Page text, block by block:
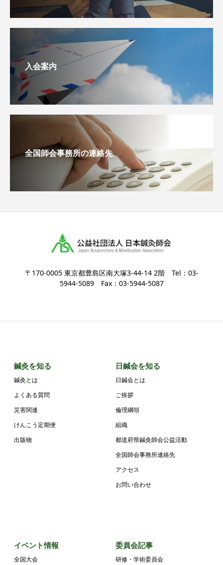
入会案内
全国師会事務所の連絡先
〒170-0005 東京都豊島区南大塚3-44-14 2階 Tel：03-
5944-5089 Fax：03-5944-5087
鍼灸を知る
鍼灸とは
よくある質問
災害関連
けんこう定期便
出版物
日鍼会を知る
日鍼会とは
ご挨拶
倫理綱領
組織
都道府県鍼灸師会公益活動
全国師会事務所連絡先
アクセス
お問い合わせ
イベント情報
全国大会
委員会記事
研修・学術委員会